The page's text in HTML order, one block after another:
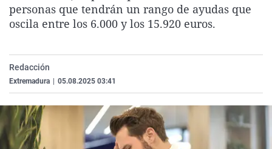
La rosa de los vientos
Gente viajera
Como el perro y el
Caso
Retornados
Equipo de
Extremadura
Galicia
La Rioja
País Vasco
Virales
Televisión
Elecciones
personas que tendrán un rango de ayudas que
oscila entre los 6.000 y los 15.920 euros.
Redacción
Extremadura 05.08.2025 03:41